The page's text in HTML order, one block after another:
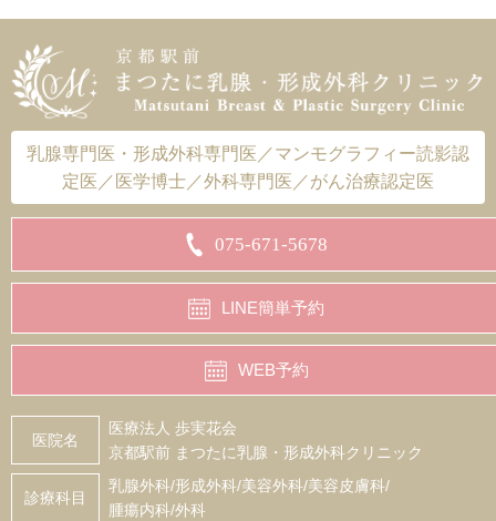
乳腺専門医・形成外科専門医／マンモグラフィー読影認
定医／医学博士／外科専門医／がん治療認定医
075-671-5678
LINE簡単予約
WEB予約
医院名
医療法人 歩実花会
京都駅前 まつたに乳腺・形成外科クリニック
診療科目
乳腺外科/形成外科/美容外科/美容皮膚科/
腫瘍内科/外科